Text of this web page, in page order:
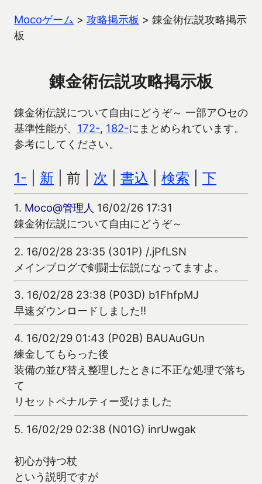
Mocoゲーム > 攻略掲示板 > 錬金術伝説攻略掲示
板
錬金術伝説攻略掲示板
錬金術伝説について自由にどうぞ～ 一部ア○セの
基準性能が、 172-, 182-にまとめられています。
参考にしてください。
1- 新 | 前 | 次 書込 検索 下
1. Moco@管理人 16/02/26 17:31
錬金術伝説について自由にどうぞ～
2. 16/02/28 23:35 (301P) /.jPfLSN
メインブログで剣闘士伝説になってますよ。
3. 16/02/28 23:38 (P03D) b1FhfpMJ
早速ダウンロードしました!!
4. 16/02/29 01:43 (P02B) BAUAuGUn
練金してもらった後
装備の並び替え整理したときに不正な処理で落ち
て
リセットペナルティー受けました
5. 16/02/29 02:38 (N01G) inrUwgak
初心が持つ杖
という説明ですが